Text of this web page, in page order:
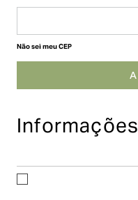
Não sei meu CEP
Informações